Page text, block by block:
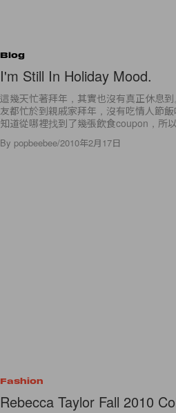
Blog
I'm Still In Holiday Mood.
這幾天忙著拜年，其實也沒有真正休息
友都忙於到親戚家拜年，沒有吃情人節
知道從哪裡找到了幾張飲食coupon，所
By popbeebee/2010年2月17日
Fashion
Rebecca Taylor Fall 2010